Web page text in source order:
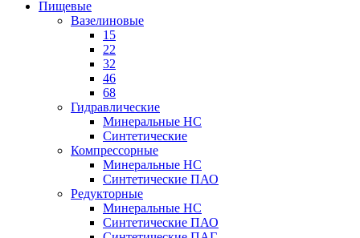
Пищевые
Вазелиновые
15
22
32
46
68
Гидравлические
Минеральные HC
Синтетические
Компрессорные
Минеральные HC
Синтетические ПАО
Редукторные
Минеральные HC
Синтетические ПАО